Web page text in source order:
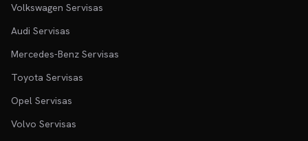
Volkswagen Servisas
Audi Servisas
Mercedes-Benz Servisas
Toyota Servisas
Opel Servisas
Volvo Servisas